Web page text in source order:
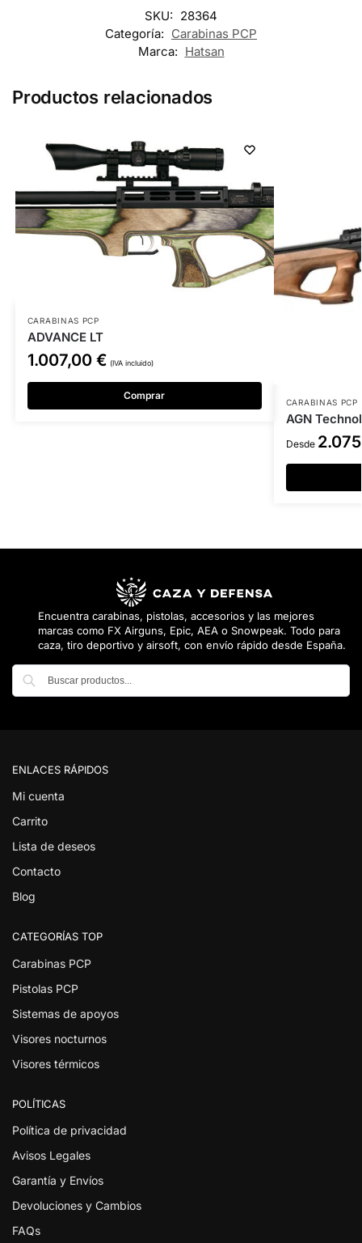
SKU: 28364
Categoría: Carabinas PCP
Marca: Hatsan
Productos relacionados
CARABINAS PCP
ADVANCE LT
1.007,00 € (IVA incluido)
Comprar
CARABINAS PCP
AGN
Desde
Encuentra carabinas, pistolas, accesorios y las mejores
marcas como FX Airguns, Epic, AEA o Snowpeak. Todo para
caza, tiro deportivo y airsoft, con envío rápido desde España.
ENLACES RÁPIDOS
Mi cuenta
Carrito
Lista de deseos
Contacto
Blog
CATEGORÍAS TOP
Carabinas PCP
Pistolas PCP
Sistemas de apoyos
Visores nocturnos
Visores térmicos
POLÍTICAS
Política de privacidad
Avisos Legales
Garantía y Envíos
Devoluciones y Cambios
FAQs